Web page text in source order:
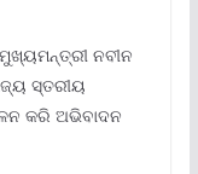
ନବୀନ
ସ୍ତରୀୟ
କରି ଅଭିବାଦନ